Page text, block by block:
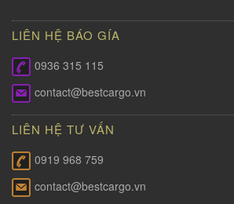
LIÊN HỆ BÁO GÍA
0936 315 115
contact@bestcargo.vn
LIÊN HỆ TƯ VẤN
0919 968 759
contact@bestcargo.vn